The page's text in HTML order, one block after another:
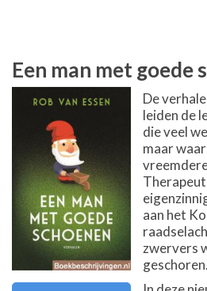
Een man met goede
De
leiden de
die veel
maar
aan het
zwervers
geschoren.